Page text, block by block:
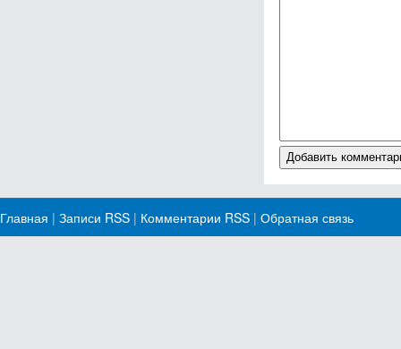
Главная | Записи RSS | Комментарии RSS | Обратная связь